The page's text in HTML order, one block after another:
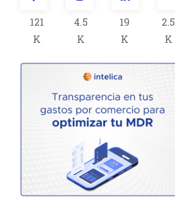
121
K
4.5
K
19
K
2.5
K